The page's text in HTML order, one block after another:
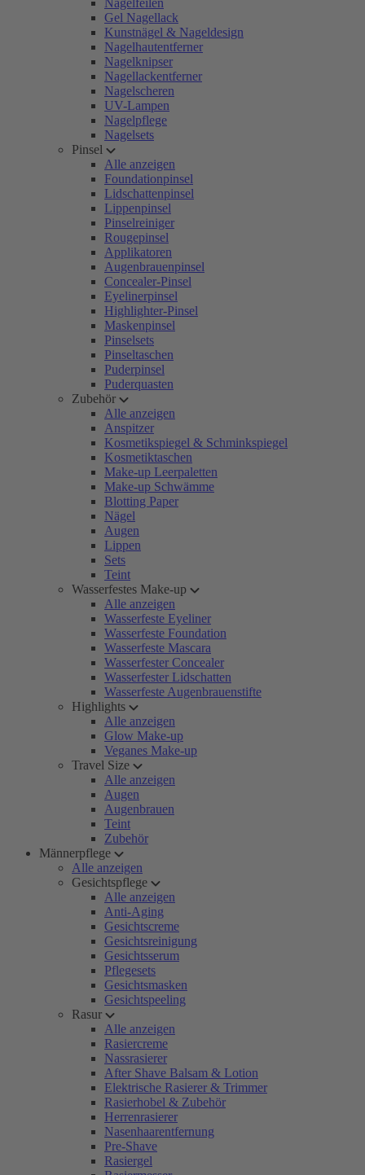
Nagelfeilen
Gel Nagellack
Kunstnägel & Nageldesign
Nagelhautentferner
Nagelknipser
Nagellackentferner
Nagelscheren
UV-Lampen
Nagelpflege
Nagelsets
Pinsel
Alle anzeigen
Foundationpinsel
Lidschattenpinsel
Lippenpinsel
Pinselreiniger
Rougepinsel
Applikatoren
Augenbrauenpinsel
Concealer-Pinsel
Eyelinerpinsel
Highlighter-Pinsel
Maskenpinsel
Pinselsets
Pinseltaschen
Puderpinsel
Puderquasten
Zubehör
Alle anzeigen
Anspitzer
Kosmetikspiegel & Schminkspiegel
Kosmetiktaschen
Make-up Leerpaletten
Make-up Schwämme
Blotting Paper
Nägel
Augen
Lippen
Sets
Teint
Wasserfestes Make-up
Alle anzeigen
Wasserfeste Eyeliner
Wasserfeste Foundation
Wasserfeste Mascara
Wasserfester Concealer
Wasserfester Lidschatten
Wasserfeste Augenbrauenstifte
Highlights
Alle anzeigen
Glow Make-up
Veganes Make-up
Travel Size
Alle anzeigen
Augen
Augenbrauen
Teint
Zubehör
Männerpflege
Alle anzeigen
Gesichtspflege
Alle anzeigen
Anti-Aging
Gesichtscreme
Gesichtsreinigung
Gesichtsserum
Pflegesets
Gesichtsmasken
Gesichtspeeling
Rasur
Alle anzeigen
Rasiercreme
Nassrasierer
After Shave Balsam & Lotion
Elektrische Rasierer & Trimmer
Rasierhobel & Zubehör
Herrenrasierer
Nasenhaarentfernung
Pre-Shave
Rasiergel